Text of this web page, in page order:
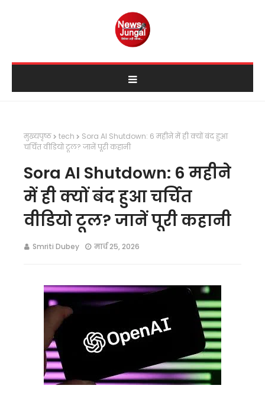
मुख्यपृष्ठ tech
Sora AI Shutdown: 6 महीने में ही क्यों बंद हुआ
चर्चित वीडियो टूल? जानें पूरी कहानी
Sora AI Shutdown: 6 महीने
में ही क्यों बंद हुआ चर्चित
वीडियो टूल? जानें पूरी कहानी
Smriti Dubey मार्च 25, 2026